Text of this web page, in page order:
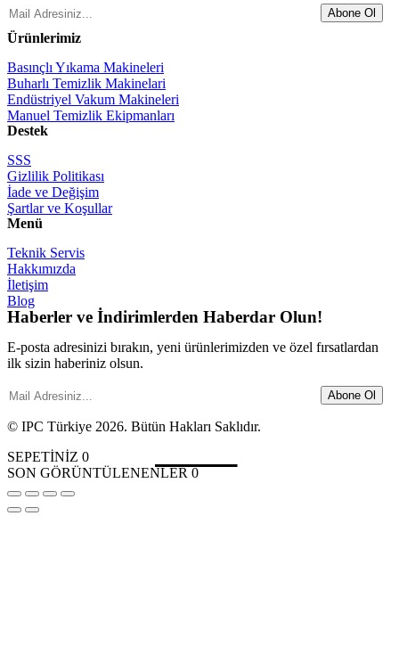
Abone Ol
Ürünlerimiz
Basınçlı Yıkama Makineleri
Buharlı Temizlik Makinelari
Endüstriyel Vakum Makineleri
Manuel Temizlik Ekipmanları
Destek
SSS
Gizlilik Politikası
İade ve Değişim
Şartlar ve Koşullar
Menü
Teknik Servis
Hakkımızda
İletişim
Blog
Haberler ve İndirimlerden Haberdar Olun!
E-posta adresinizi bırakın, yeni ürünlerimizden ve özel fırsatlardan
ilk sizin haberiniz olsun.
Abone Ol
© IPC Türkiye 2026. Bütün Hakları Saklıdır.
SEPETİNİZ 0
SON GÖRÜNTÜLENENLER 0